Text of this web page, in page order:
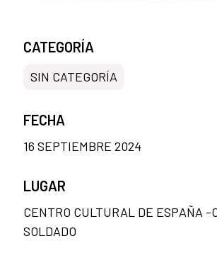
CATEGORÍA
SIN CATEGORÍA
FECHA
16 SEPTIEMBRE 2024
LUGAR
CENTRO CULTURAL DE ESPAÑA -
SOLDADO